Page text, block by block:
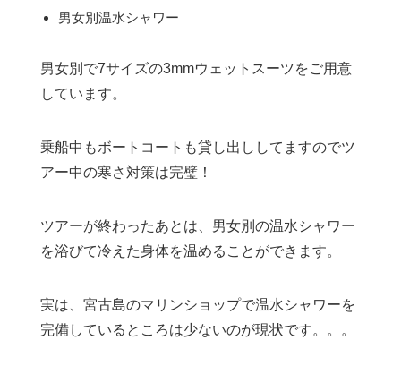
男女別温水シャワー
男女別で7サイズの3mmウェットスーツをご用意
しています。
乗船中もボートコートも貸し出ししてますのでツ
アー中の寒さ対策は完璧！
ツアーが終わったあとは、男女別の温水シャワー
を浴びて冷えた身体を温めることができます。
実は、宮古島のマリンショップで温水シャワーを
完備しているところは少ないのが現状です。。。